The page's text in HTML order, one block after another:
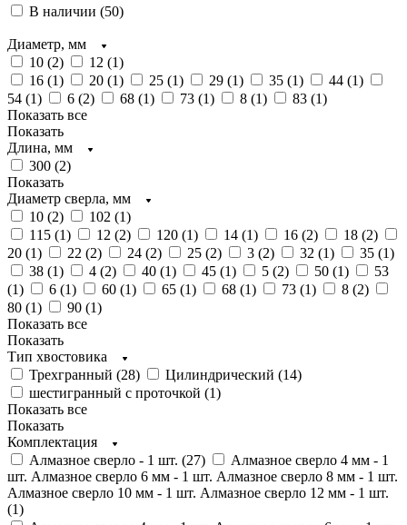
В наличии (50)
Диаметр, мм
10 (2) 12 (1)
16 (1) 20 (1) 25 (1) 29 (1) 35 (1) 44 (1)
54 (1) 6 (2) 68 (1) 73 (1) 8 (1) 83 (1)
Показать все
Показать
Длина, мм
300 (2)
Показать
Диаметр сверла, мм
10 (2) 102 (1)
115 (1) 12 (2) 120 (1) 14 (1) 16 (2) 18 (2)
20 (1) 22 (2) 24 (2) 25 (2) 3 (2) 32 (1) 35 (1)
38 (1) 4 (2) 40 (1) 45 (1) 5 (2) 50 (1)
53
(1) 6 (1) 60 (1) 65 (1) 68 (1) 73 (1) 8 (2)
80 (1) 90 (1)
Показать все
Показать
Тип хвостовика
Трехгранный (28) Цилиндрический (14)
шестигранный с проточкой (1)
Показать все
Показать
Комплектация
Алмазное сверло - 1 шт. (27)
Алмазное сверло 4 мм - 1
шт. Алмазное сверло 6 мм - 1 шт. Алмазное сверло 8 мм - 1 шт.
Алмазное сверло 10 мм - 1 шт. Алмазное сверло 12 мм - 1 шт.
(1)